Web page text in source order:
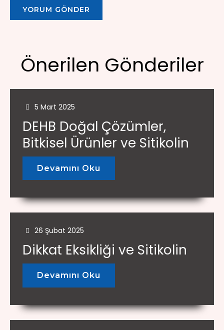
Önerilen Gönderiler
5 Mart 2025
DEHB Doğal Çözümler,
Bitkisel Ürünler ve Sitikolin
Devamını Oku
26 Şubat 2025
Dikkat Eksikliği ve Sitikolin
Devamını Oku